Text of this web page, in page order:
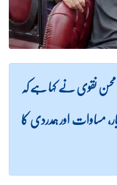
محسن نقوی نے کہا ہے کہ
مساوات اور ہمدردی کا